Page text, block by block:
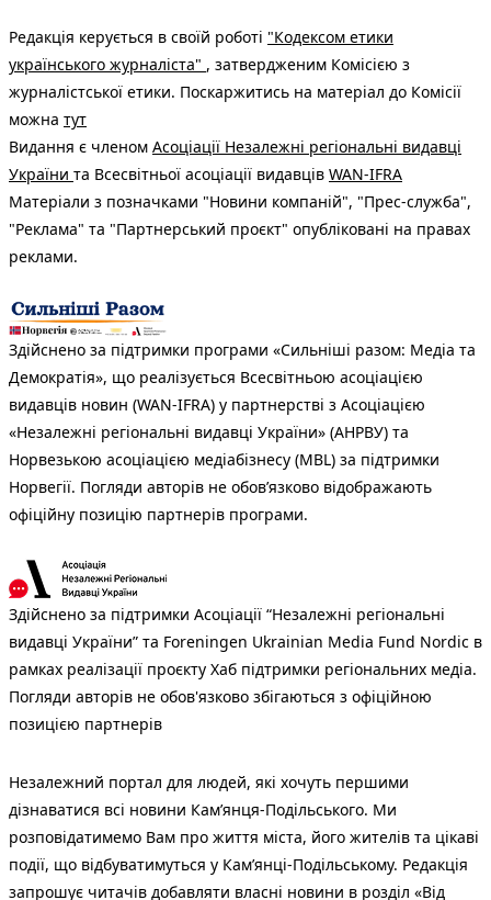
Редакція керується в своїй роботі "Кодексом етики
українського журналіста" , затвердженим Комісією з
журналістської етики. Поскаржитись на матеріал до Комісії
можна тут
Видання є членом Асоціації Незалежні регіональні видавці
України та Всесвітньої асоціації видавців WAN-IFRA
Матеріали з позначками "Новини компаній", "Прес-служба",
"Реклама" та "Партнерський проєкт" опубліковані на правах
реклами.
Здійснено за підтримки програми «Сильніші разом: Медіа та
Демократія», що реалізується Всесвітньою асоціацією
видавців новин (WAN-IFRA) у партнерстві з Асоціацією
«Незалежні регіональні видавці України» (АНРВУ) та
Норвезькою асоціацією медіабізнесу (MBL) за підтримки
Норвегії. Погляди авторів не обов’язково відображають
офіційну позицію партнерів програми.
Здійснено за підтримки Асоціації “Незалежні регіональні
видавці України” та Foreningen Ukrainian Media Fund Nordic в
рамках реалізації проєкту Хаб підтримки регіональних медіа.
Погляди авторів не обов'язково збігаються з офіційною
позицією партнерів
Незалежний портал для людей, які хочуть першими
дізнаватися всі новини Кам’янця-Подільського. Ми
розповідатимемо Вам про життя міста, його жителів та цікаві
події, що відбуватимуться у Кам’янці-Подільському. Редакція
запрошує читачів добавляти власні новини в розділ «Від